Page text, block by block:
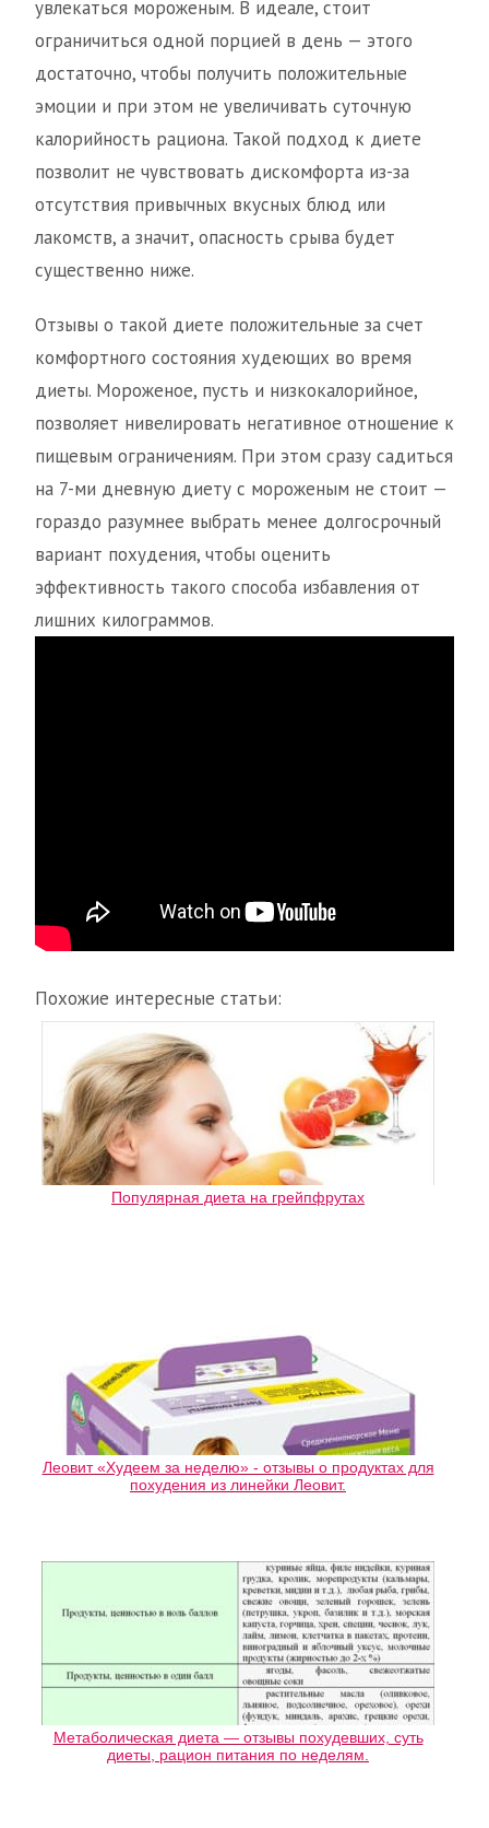
увлекаться мороженым. В идеале, стоит
ограничиться одной порцией в день — этого
достаточно, чтобы получить положительные
эмоции и при этом не увеличивать суточную
калорийность рациона. Такой подход к диете
позволит не чувствовать дискомфорта из-за
отсутствия привычных вкусных блюд или
лакомств, а значит, опасность срыва будет
существенно ниже.
Отзывы о такой диете положительные за счет
комфортного состояния худеющих во время
диеты. Мороженое, пусть и низкокалорийное,
позволяет нивелировать негативное отношение к
пищевым ограничениям. При этом сразу садиться
на 7-ми дневную диету с мороженым не стоит —
гораздо разумнее выбрать менее долгосрочный
вариант похудения, чтобы оценить
эффективность такого способа избавления от
лишних килограммов.
Похожие интересные статьи:
Популярная диета на грейпфрутах
Леовит «Худеем за неделю» - отзывы о продуктах для
похудения из линейки Леовит.
Метаболическая диета — отзывы похудевших, суть
диеты, рацион питания по неделям.